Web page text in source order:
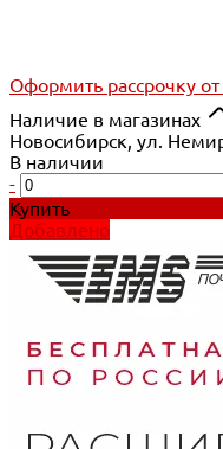
Оформить рассрочку
Наличие в магазинах
Новосибирск, ул.
В наличии
-
Купить
Добавлено